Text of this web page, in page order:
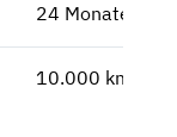
24 Monate
10.000 km